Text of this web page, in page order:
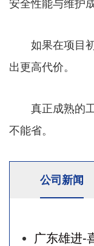
安全性能与维护成
如果在项目初
出更高代价。
真正成熟的工
不能省。
公司新闻
广东雄进-